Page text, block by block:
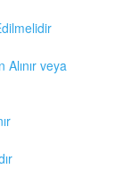
Alınır veya